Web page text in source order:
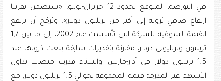
في البورصة، المتوقع بحدود 12 حزيران-يونيو، «سيضمن تقريبا
ارتفاع صافي ثروته إلى أكثر من تريليون دولار». ويُرجّح أن ترتفع
القيمة السوقية للشركة التي تأسست عام 2002، إلى ما بين 1,7
تريليون وتريليوني دولار، مقارنة بتقديرات سابقة بلغت ذروتها عند
1,5 تريليون دولار في آذار-مارس. والثلاثاء قدرت منصات تداول
الأسهم غير المدرجة قيمة المجموعة بحوالي 1,5 تريليون دولار، مع